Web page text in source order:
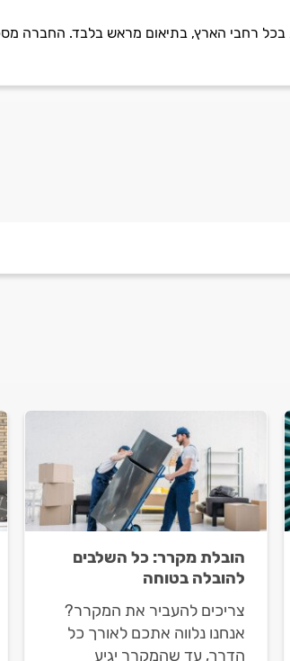
רחבי הארץ, בתיאום מראש בלבד. החברה
הובלת מקרר: כל השלבים
להובלה בטוחה
צריכים להעביר את המקרר?
אנחנו נלווה אתכם לאורך כל
הדרך, עד שהמקרר יגיע